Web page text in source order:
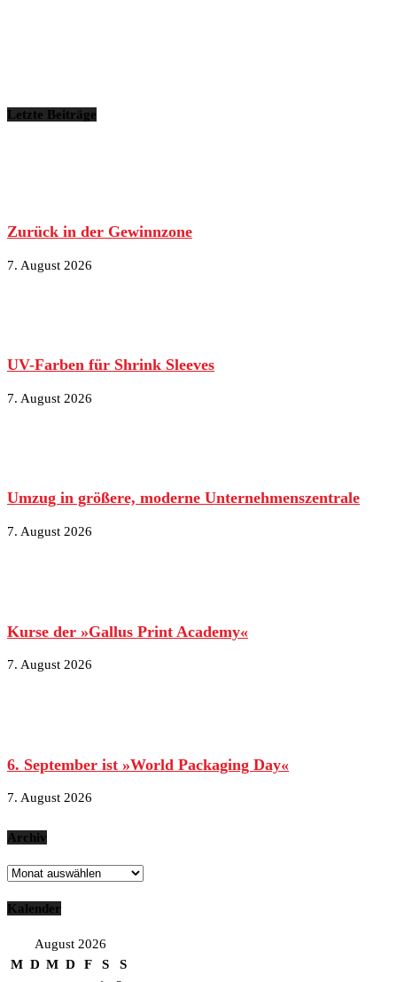
Letzte Beiträge
Zurück in der Gewinnzone
7. August 2026
UV-Farben für Shrink Sleeves
7. August 2026
Umzug in größere, moderne Unternehmenszentrale
7. August 2026
Kurse der »Gallus Print Academy«
7. August 2026
6. September ist »World Packaging Day«
7. August 2026
Archiv
Archiv
Kalender
August 2026
M D M D F S
S